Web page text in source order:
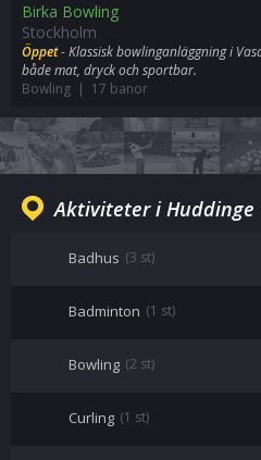
Birka Bowling
Stockholm
Öppet- Klassisk bowlinganläggning i
både mat, dryck och sportbar.
Bowling | 17 banor
Aktiviteter i Huddinge
Badhus (3 st)
Badminton (1 st)
Bowling (2 st)
Curling (1 st)